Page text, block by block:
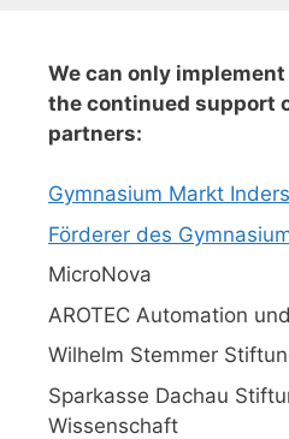
We can only
the continued support
partners:
Gymnasium Markt
Förderer des
MicroNova
AROTEC Automation
Wilhelm Stemmer
Sparkasse Dachau
Wissenschaft